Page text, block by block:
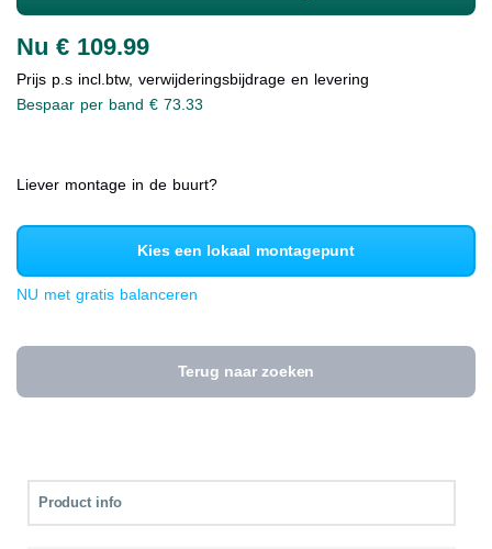
Nu € 109.99
Prijs p.s incl.btw, verwijderingsbijdrage en levering
Bespaar per band € 73.33
Liever montage in de buurt?
Kies een lokaal montagepunt
NU met gratis balanceren
Terug naar zoeken
Product info